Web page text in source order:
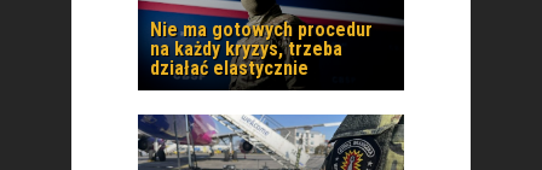
Nie ma gotowych procedur
na każdy kryzys, trzeba
działać elastycznie